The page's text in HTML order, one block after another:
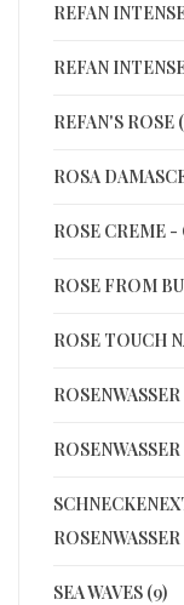
REFAN
REFAN
REFAN'S ROSE
ROSA
ROSE CREME -
ROSE FROM
ROSE TOUCH
ROSENWASSER
SEA WAVES (9)